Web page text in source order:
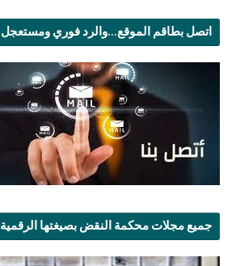
اتصل بطاقم الموقع...والرد فوري ومستعجل
جميع مجلات محكمة النقض بصيغتها الرقمية